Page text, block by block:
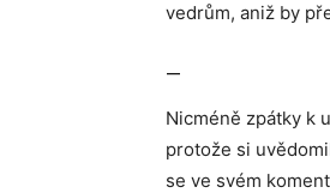
vedrům, aniž by
—
Nicméně zpátky k
protože si
se ve svém